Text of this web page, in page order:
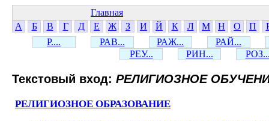
Главная
А
Б В Г Д Е Ж З И Й К Л М Н О П
Р....
РАВ... РАЖ...
РАЙ...
РЕУ...
РИН...
Текстовый вход: РЕЛИГИОЗНОЕ
РЕЛИГИОЗНОЕ ОБРАЗОВАНИЕ